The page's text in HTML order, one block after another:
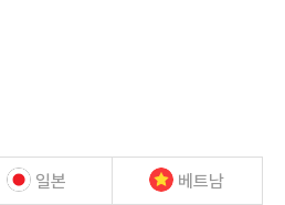
일본 베트남